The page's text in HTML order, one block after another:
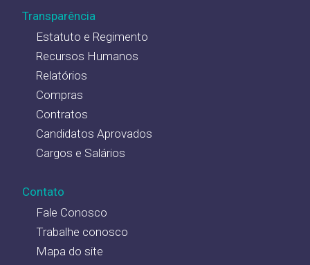
Transparência
Estatuto e Regimento
Recursos Humanos
Relatórios
Compras
Contratos
Candidatos Aprovados
Cargos e Salários
Contato
Fale Conosco
Trabalhe conosco
Mapa do site